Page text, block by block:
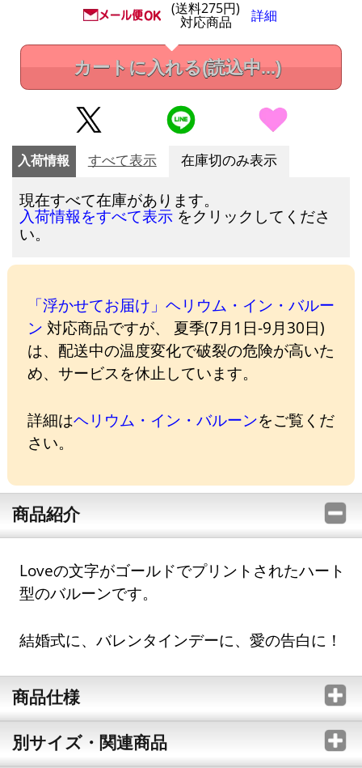
(送料275円)
対応商品 詳細
カートに入れる(読込中...)
入荷情報 すべて表示 在庫切のみ表示
現在すべて在庫があります。
入荷情報をすべて表示 をクリックしてくださ
い。
「浮かせてお届け」ヘリウム・イン・バルー
ン 対応商品ですが、 夏季(7月1日-9月30日)
は、配送中の温度変化で破裂の危険が高いた
め、サービスを休止しています。
詳細はヘリウム・イン・バルーンをご覧くだ
さい。
商品紹介
Loveの文字がゴールドでプリントされたハート
型のバルーンです。
結婚式に、バレンタインデーに、愛の告白に！
商品仕様
別サイズ・関連商品